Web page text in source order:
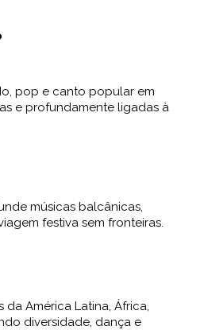
pop e canto popular em
e profundamente ligadas à
músicas balcânicas,
festiva sem fronteiras.
América Latina, África,
diversidade, dança e